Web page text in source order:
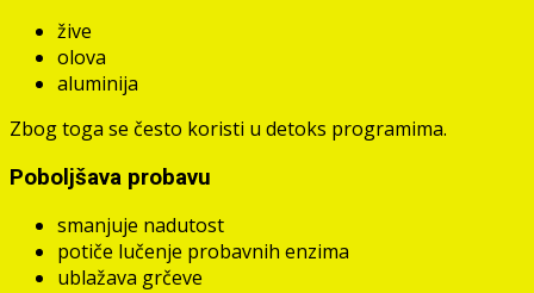
žive
olova
aluminija
Zbog toga se često koristi u detoks programima.
Poboljšava probavu
smanjuje nadutost
potiče lučenje probavnih enzima
ublažava grčeve